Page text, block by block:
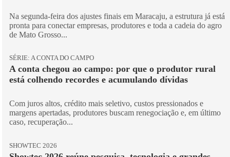
Na segunda-feira dos ajustes finais em Maracaju, a estrutura já está
pronta para conectar empresas, produtores e toda a cadeia do agro
de Mato Grosso...
SÉRIE: A CONTA DO CAMPO
A conta chegou ao campo: por que o produtor rural
está colhendo recordes e acumulando dívidas
Com juros altos, crédito mais seletivo, custos pressionados e
margens apertadas, produtores buscam renegociação e, em último
caso, recuperação...
SHOWTEC 2026